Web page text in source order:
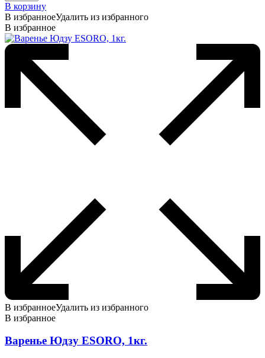
В корзину
В избранноеУдалить из избранного
В избранное
В избранноеУдалить из избранного
В избранное
Варенье Юдзу ESORO, 1кг.